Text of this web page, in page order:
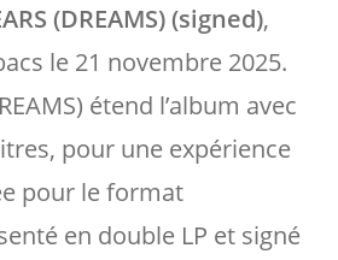
(DREAMS) (signed),
le 21 novembre 2025.
étend l’album avec
pour une expérience
pour le format
en double LP et signé